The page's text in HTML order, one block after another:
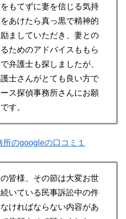
もてずに妻を信じる気持
あけたら真っ黒で精神的
ましていただき、妻との
ためのアドバイスももら
弁護士も探しましたが、
士さんがとても良い方で
ス探偵事務所さんにお願
す。
所のgoogleの口コミ１
皆様、その節は大変お世
いている民事訴訟中の件
ければならない内容があ